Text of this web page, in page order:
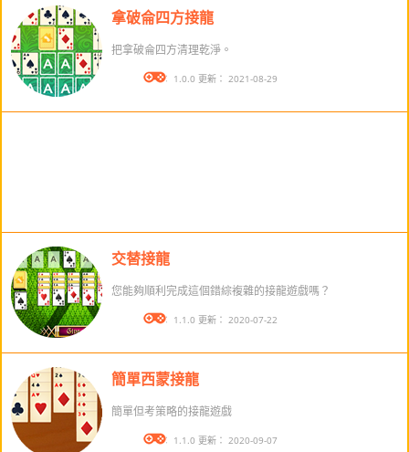
拿破侖四方接龍
把拿破侖四方清理乾淨。
版本： 1.0.0 更新： 2021-08-29
交替接龍
您能夠順利完成這個錯綜複雜的接龍遊戲嗎？
版本： 1.1.0 更新： 2020-07-22
簡單西蒙接龍
簡單但考策略的接龍遊戲
版本： 1.1.0 更新： 2020-09-07